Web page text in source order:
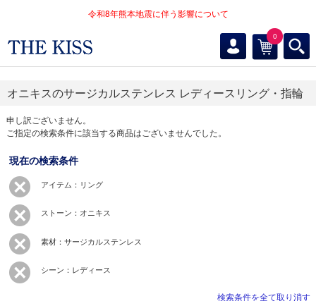
令和8年熊本地震に伴う影響について
0
オニキスのサージカルステンレス レディースリング・指輪
申し訳ございません。
ご指定の検索条件に該当する商品はございませんでした。
現在の検索条件
アイテム：リング
ストーン：オニキス
素材：サージカルステンレス
シーン：レディース
検索条件を全て取り消す